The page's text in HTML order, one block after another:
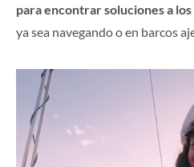
para encontrar soluciones a
ya sea navegando o en barcos